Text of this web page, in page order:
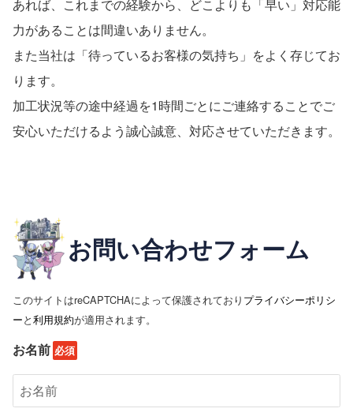
あれば、これまでの経験から、どこよりも「早い」対応能
力があることは間違いありません。
また当社は「待っているお客様の気持ち」をよく存じてお
ります。
加工状況等の途中経過を1時間ごとにご連絡することでご
安心いただけるよう誠心誠意、対応させていただきます。
お問い合わせフォーム
このサイトはreCAPTCHAによって保護されており プライバシーポリシ
ーと利用規約が適用されます。
お名前